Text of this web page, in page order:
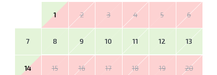
1 2 3 4 5 6
7 8 9 10 11 12 13
14 15 16 17 18 19 20